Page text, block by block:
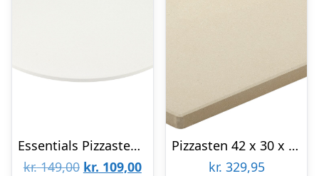
Essentials Pizzasten 36 cm
kr.149,00 Den
kr. 109,00Den
Pizzasten 42 x 30 x 1,5 cm Keramik
kr. 329,95